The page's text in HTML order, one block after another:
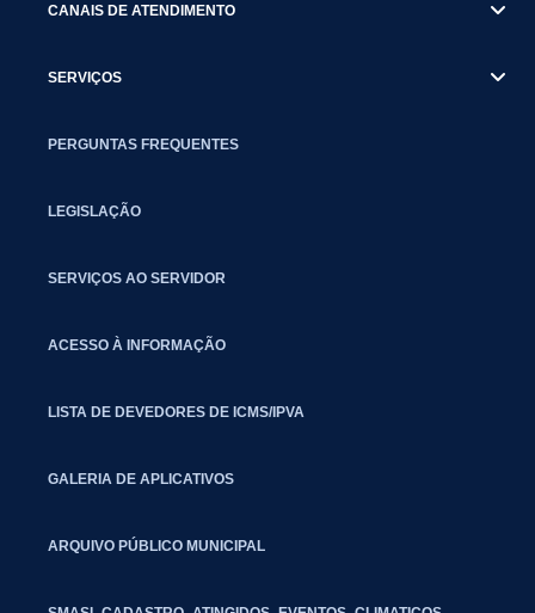
CANAIS DE ATENDIMENTO
SERVIÇOS
PERGUNTAS FREQUENTES
LEGISLAÇÃO
SERVIÇOS AO SERVIDOR
ACESSO À INFORMAÇÃO
LISTA DE DEVEDORES DE ICMS/IPVA
GALERIA DE APLICATIVOS
ARQUIVO PÚBLICO MUNICIPAL